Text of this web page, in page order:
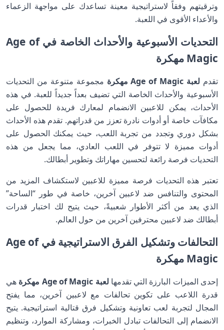
وترقيتهم وفقاً لاستراتيجية معينة تساعدك على مواجهة الزعماء
والأعداء الأقوى في اللعبة.
التحديات الأسبوعية والأحداث الخاصة في Age of
Magic مهكرة
تقدم لعبة Age of Magic مهكرة
مجموعة متنوعة من التحديات
الأسبوعية والأحداث الخاصة التي تضيف بعداً جديداً للعبة. في هذه
الأحداث، يمكن للاعبين الانضمام لمعارك فريدة للحصول على
مكافآت خاصة أو أدوات نادرة تعزز من قدراتهم. تقدم هذه الأحداث
بشكل دوري وتجدد من تجربة اللعب، حيث يمكنك الحصول على
أدوات مميزة لا تتوفر في اللعب العادي، مما يجعل من هذه
التحديات فرصة رائعة لتحسين مهاراتك وتطوير أبطالك.
تعتبر هذه التحديات فرصة مميزة للاعبين لاستكشاف المزيد من
المحتوى والتنافس ضد لاعبين آخرين، خاصة في طور “الساحة”
الذي يعد من أكثر الأطوار شعبيةً، حيث يتيح لك اختبار قدرات
أبطالك ضد لاعبين محترفين آخرين من حول العالم.
التحالفات وتشكيل الفرق الاستراتيجية في Age of
Magic مهكرة
إحدى الميزات البارزة التي تقدمها لعبة Age of Magic مهكرة
هي
قدرة اللاعب على تكوين تحالفات مع لاعبين آخرين، مما يفتح
المجال لتجربة لعب تعاونية وتشكيل فرق قتالية استراتيجية. يتيح
الانضمام إلى التحالفات تبادل الخبرات، ومشاركة الموارد، وتنظيم